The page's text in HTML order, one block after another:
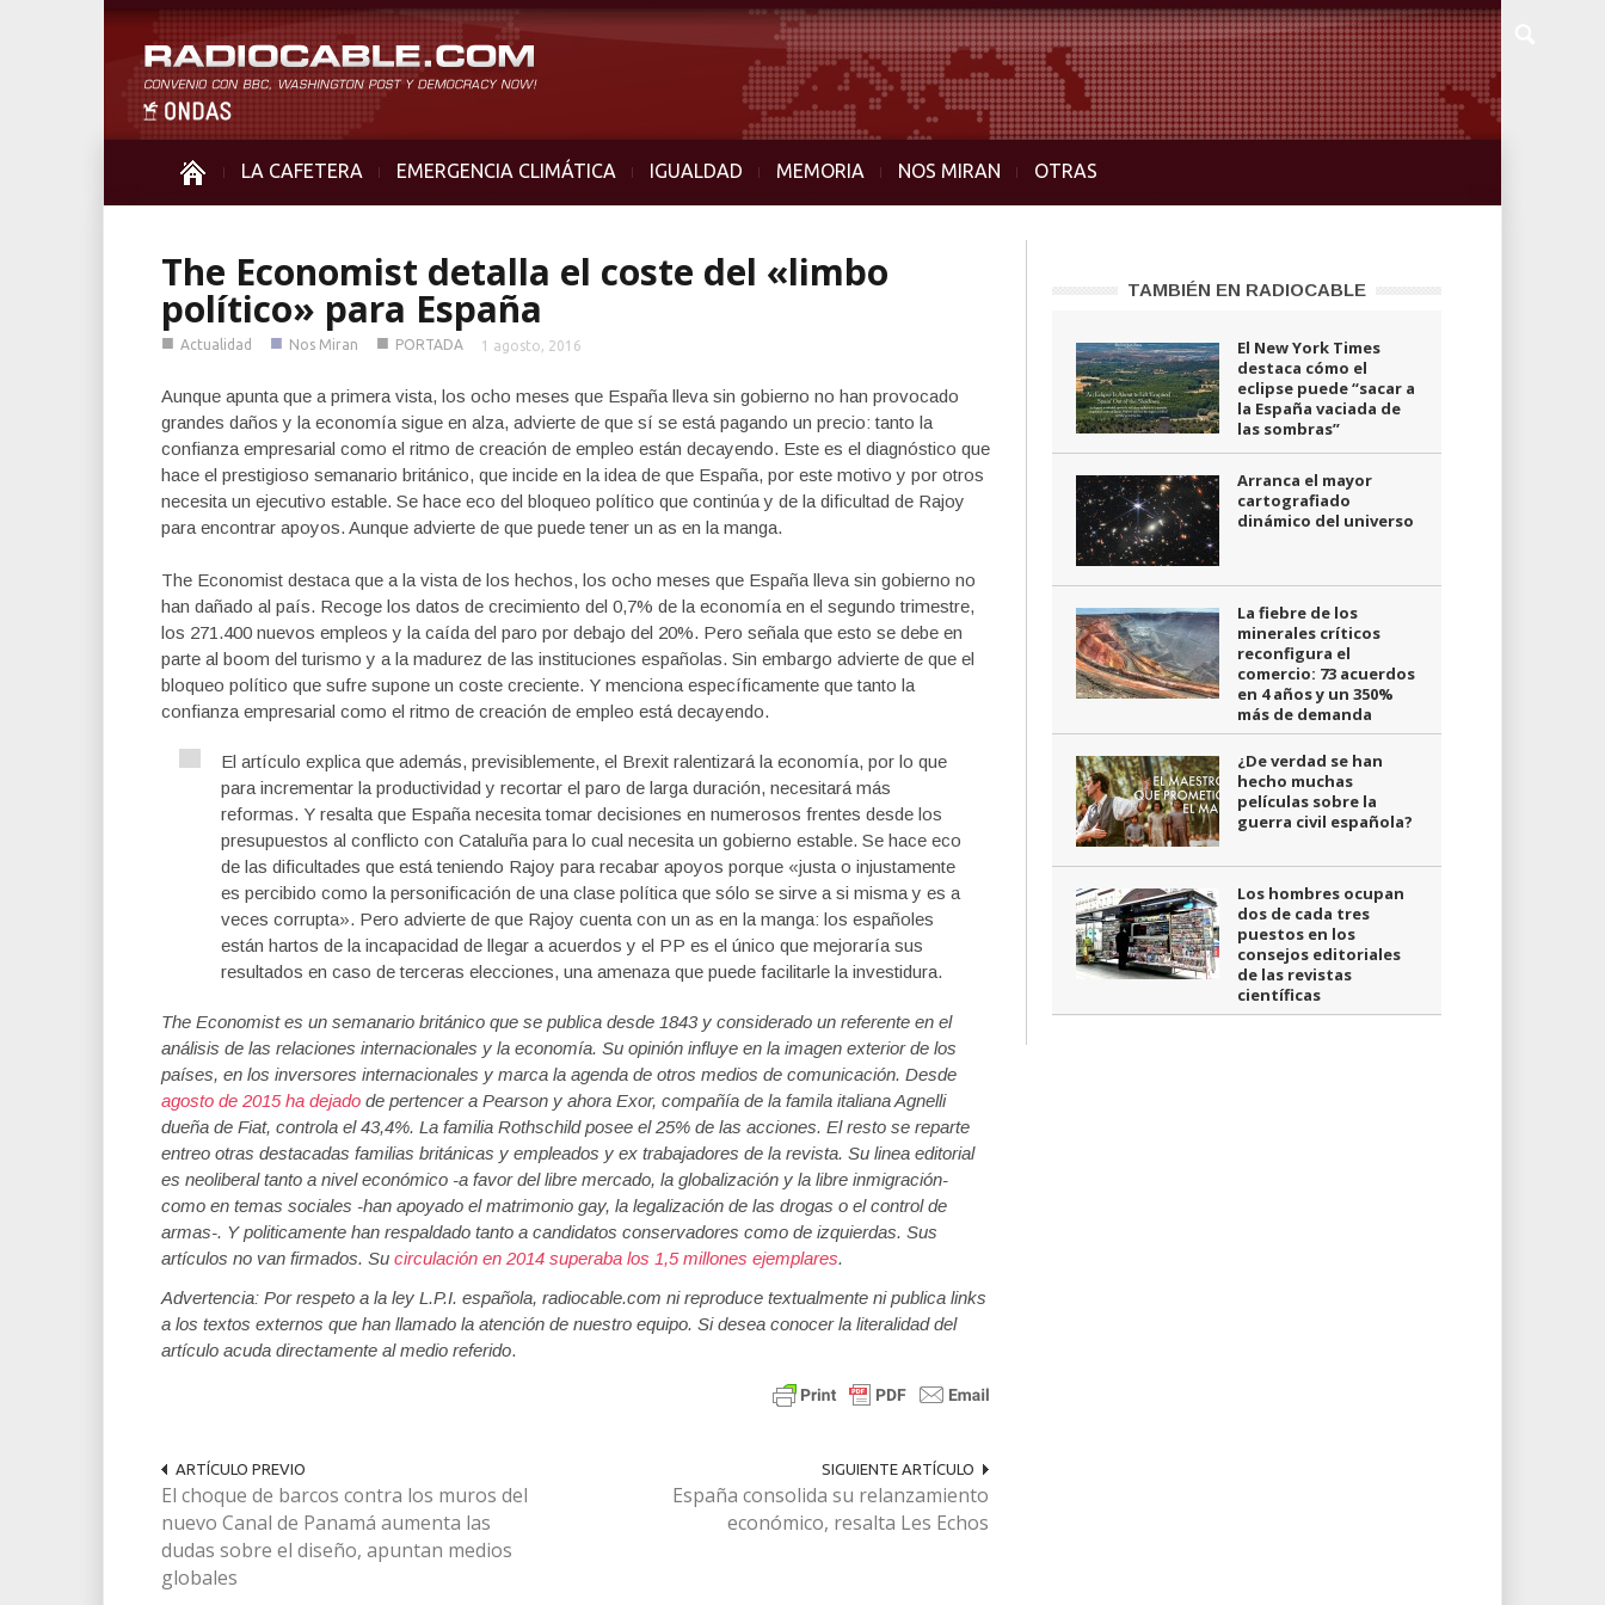
LA CAFETERA EMERGENCIA CLIMÁTICA IGUALDAD MEMORIA NOS MIRAN OTRAS
The Economist detalla el coste del «limbo
político» para España
■ Actualidad ■ Nos Miran ■ PORTADA 1 agosto, 2016
Aunque apunta que a primera vista, los ocho meses que España lleva sin gobierno no han provocado
grandes daños y la economía sigue en alza, advierte de que sí se está pagando un precio: tanto la
confianza empresarial como el ritmo de creación de empleo están decayendo. Este es el diagnóstico que
hace el prestigioso semanario británico, que incide en la idea de que España, por este motivo y por otros
necesita un ejecutivo estable. Se hace eco del bloqueo político que continúa y de la dificultad de Rajoy
para encontrar apoyos. Aunque advierte de que puede tener un as en la manga.
The Economist destaca que a la vista de los hechos, los ocho meses que España lleva sin gobierno no
han dañado al país. Recoge los datos de crecimiento del 0,7% de la economía en el segundo trimestre,
los 271.400 nuevos empleos y la caída del paro por debajo del 20%. Pero señala que esto se debe en
parte al boom del turismo y a la madurez de las instituciones españolas. Sin embargo advierte de que el
bloqueo político que sufre supone un coste creciente. Y menciona específicamente que tanto la
confianza empresarial como el ritmo de creación de empleo está decayendo.
El artículo explica que además, previsiblemente, el Brexit ralentizará la economía, por lo que
para incrementar la productividad y recortar el paro de larga duración, necesitará más
reformas. Y resalta que España necesita tomar decisiones en numerosos frentes desde los
presupuestos al conflicto con Cataluña para lo cual necesita un gobierno estable. Se hace eco
de las dificultades que está teniendo Rajoy para recabar apoyos porque «justa o injustamente
es percibido como la personificación de una clase política que sólo se sirve a si misma y es a
veces corrupta». Pero advierte de que Rajoy cuenta con un as en la manga: los españoles
están hartos de la incapacidad de llegar a acuerdos y el PP es el único que mejoraría sus
resultados en caso de terceras elecciones, una amenaza que puede facilitarle la investidura.
The Economist es un semanario británico que se publica desde 1843 y considerado un referente en el
análisis de las relaciones internacionales y la economía. Su opinión influye en la imagen exterior de los
países, en los inversores internacionales y marca la agenda de otros medios de comunicación. Desde
agosto de 2015 ha dejado de pertencer a Pearson y ahora Exor, compañía de la famila italiana Agnelli
dueña de Fiat, controla el 43,4%. La familia Rothschild posee el 25% de las acciones. El resto se reparte
entreo otras destacadas familias británicas y empleados y ex trabajadores de la revista. Su linea editorial
es neoliberal tanto a nivel económico -a favor del libre mercado, la globalización y la libre inmigración-
como en temas sociales -han apoyado el matrimonio gay, la legalización de las drogas o el control de
armas-. Y politicamente han respaldado tanto a candidatos conservadores como de izquierdas. Sus
artículos no van firmados. Su circulación en 2014 superaba los 1,5 millones ejemplares.
Advertencia: Por respeto a la ley L.P.I. española, radiocable.com ni reproduce textualmente ni publica links
a los textos externos que han llamado la atención de nuestro equipo. Si desea conocer la literalidad del
artículo acuda directamente al medio referido.
ARTÍCULO PREVIO
El choque de barcos contra los muros del
nuevo Canal de Panamá aumenta las
dudas sobre el diseño, apuntan medios
globales
SIGUIENTE ARTÍCULO
España consolida su relanzamiento
económico, resalta Les Echos
TAMBIÉN EN RADIOCABLE
El New York Times
destaca cómo el
eclipse puede “sacar a
la España vaciada de
las sombras”
Arranca el mayor
cartografiado
dinámico del universo
La fiebre de los
minerales críticos
reconfigura el
comercio: 73 acuerdos
en 4 años y un 350%
más de demanda
¿De verdad se han
hecho muchas
películas sobre la
guerra civil española?
Los hombres ocupan
dos de cada tres
puestos en los
consejos editoriales
de las revistas
científicas